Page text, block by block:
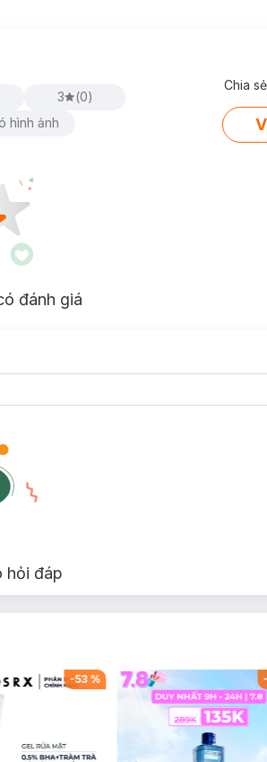
3 (0)
hình ảnh
Chia
đánh giá
hỏi đáp
-53%